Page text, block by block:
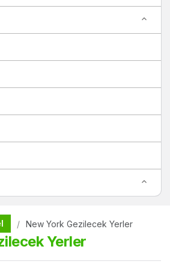
New York Gezilecek Yerler
Yerler